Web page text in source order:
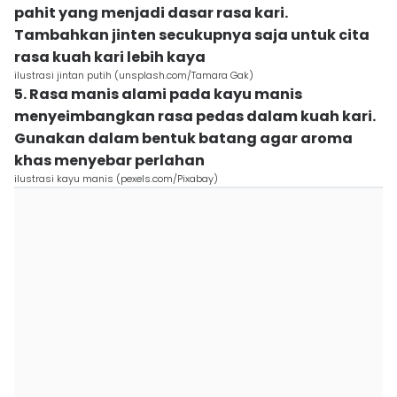
pahit yang menjadi dasar rasa kari.
Tambahkan jinten secukupnya saja untuk cita
rasa kuah kari lebih kaya
ilustrasi jintan putih (unsplash.com/Tamara Gak)
5. Rasa manis alami pada kayu manis
menyeimbangkan rasa pedas dalam kuah kari.
Gunakan dalam bentuk batang agar aroma
khas menyebar perlahan
ilustrasi kayu manis (pexels.com/Pixabay)